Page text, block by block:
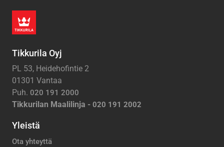
Tikkurila Oyj
PL 53, Heidehofintie 2
01301 Vantaa
Puh. 020 191 2000
Tikkurilan Maalilinja - 020 191 2002
Yleistä
Ota yhteyttä